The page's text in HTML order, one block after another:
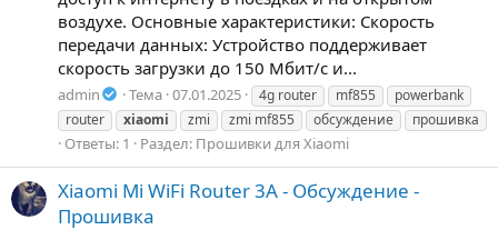
воздухе. Основные характеристики: Скорость
передачи данных: Устройство поддерживает
скорость загрузки до 150 Мбит/с и...
admin Тема 07.01.2025 4g router mf855
powerbank
router
xiaomi zmi zmi mf855 обсуждение прошивка
Ответы: 1 Раздел: Прошивки для Xiaomi
Xiaomi Mi WiFi Router 3A - Обсуждение -
Прошивка